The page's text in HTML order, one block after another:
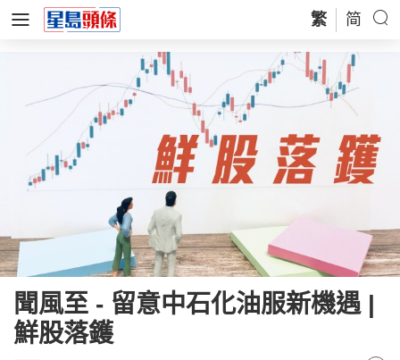
繁 简
聞風至 - 留意中石化油服新機遇 |
鮮股落鑊